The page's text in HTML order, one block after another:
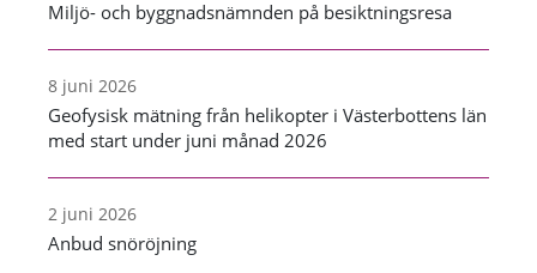
Miljö- och byggnadsnämnden på besiktningsresa
8 juni 2026
Geofysisk mätning från helikopter i Västerbottens län
med start under juni månad 2026
2 juni 2026
Anbud snöröjning